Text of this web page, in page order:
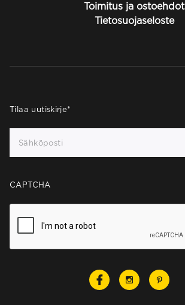
Toimitus ja ostoehdot
Tietosuojaseloste
Tilaa uutiskirje*
CAPTCHA